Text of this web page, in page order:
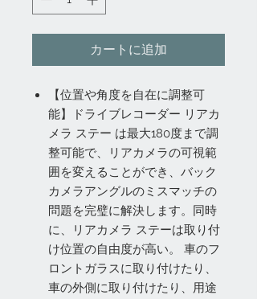
カートに追加
【位置や角度を自在に調整可
能】ドライブレコーダー リアカ
メラ ステー は最大180度まで調
整可能で、リアカメラの可視範
囲を変えることができ、バック
カメラアングルのミスマッチの
問題を完璧に解決します。同時
に、リアカメラ ステーは取り付
け位置の自由度が高い。 車のフ
ロントガラスに取り付けたり、
車の外側に取り付けたり、用途